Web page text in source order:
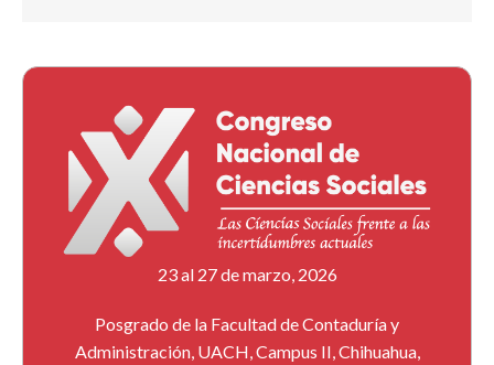
23 al 27 de marzo, 2026
Posgrado de la Facultad de Contaduría y
Administración, UACH, Campus II, Chihuahua,